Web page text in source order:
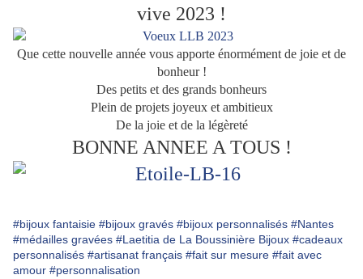
vive 2023 !
Que cette nouvelle année vous apporte énormément de joie et de
bonheur !
Des petits et des grands bonheurs
Plein de projets joyeux et ambitieux
De la joie et de la légèreté
BONNE ANNEE A TOUS !
#bijoux fantaisie #bijoux gravés #bijoux personnalisés #Nantes
#médailles gravées #Laetitia de La Boussinière Bijoux #cadeaux
personnalisés #artisanat français #fait sur mesure #fait avec
amour #personnalisation